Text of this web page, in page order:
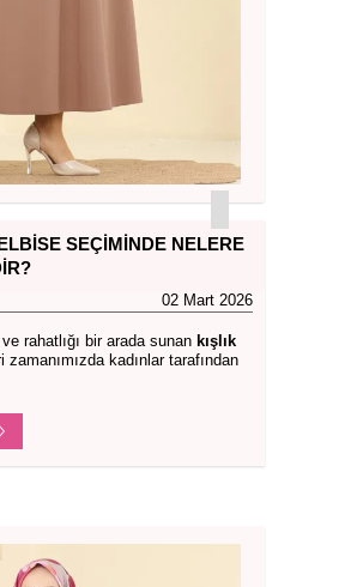
SEÇIMINDE NELERE
02 Mart 2026
rahatlığı bir arada sunan kışlık
zamanımızda kadınlar tarafından